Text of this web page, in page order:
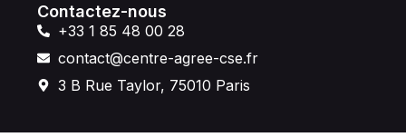
Contactez-nous
+33 1 85 48 00 28
contact@centre-agree-cse.fr
3 B Rue Taylor, 75010 Paris